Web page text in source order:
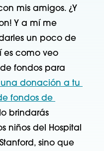
mis amigos. ¿Y
Y a mí me
un poco de
es como veo
fondos para
donación a tu
fondos de
brindarás
niños del Hospital
sino que